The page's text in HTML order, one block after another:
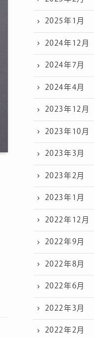
2025年1月
2024年12月
2024年7月
2024年4月
2023年12月
2023年10月
2023年3月
2023年2月
2023年1月
2022年12月
2022年9月
2022年8月
2022年6月
2022年3月
2022年2月